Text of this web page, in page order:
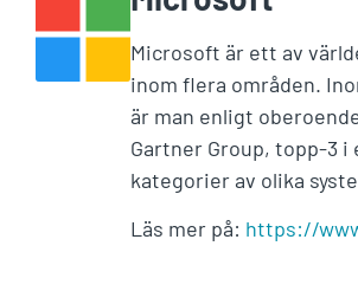
Microsoft är ett av
inom flera områden.
är man enligt
Gartner Group, topp-3
kategorier av olika
Läs mer på: https://